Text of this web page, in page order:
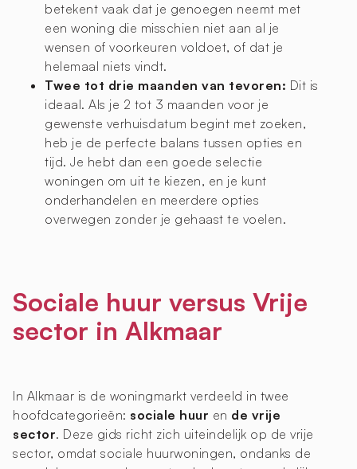
betekent vaak dat je genoegen neemt met
een woning die misschien niet aan al je
wensen of voorkeuren voldoet, of dat je
helemaal niets vindt.
Twee tot drie maanden van tevoren: Dit is
ideaal. Als je 2 tot 3 maanden voor je
gewenste verhuisdatum begint met zoeken,
heb je de perfecte balans tussen opties en
tijd. Je hebt dan een goede selectie
woningen om uit te kiezen, en je kunt
onderhandelen en meerdere opties
overwegen zonder je gehaast te voelen.
Sociale huur versus Vrije
sector in Alkmaar
In Alkmaar is de woningmarkt verdeeld in twee
hoofdcategorieën: sociale huur en de vrije
sector. Deze gids richt zich uiteindelijk op de vrije
sector, omdat sociale huurwoningen, ondanks de